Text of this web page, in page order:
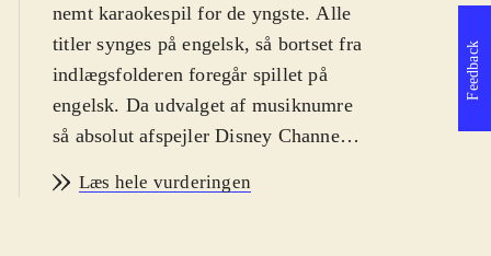
nemt karaokespil for de yngste. Alle
titler synges på engelsk, så bortset fra
indlægsfolderen foregår spillet på
engelsk. Da udvalget af musiknumre
så absolut afspejler Disney Channel's
udelukkende sange med appel til de
Læs hele vurderingen
Feedback